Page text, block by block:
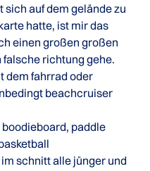
auf dem gelände zu
hatte, ist mir das
einen großen großen
richtung gehe.
dem fahrrad oder
beachcruiser
paddle
schnitt alle jünger und